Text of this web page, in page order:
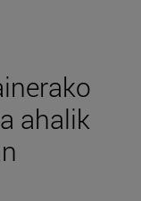
ahalik